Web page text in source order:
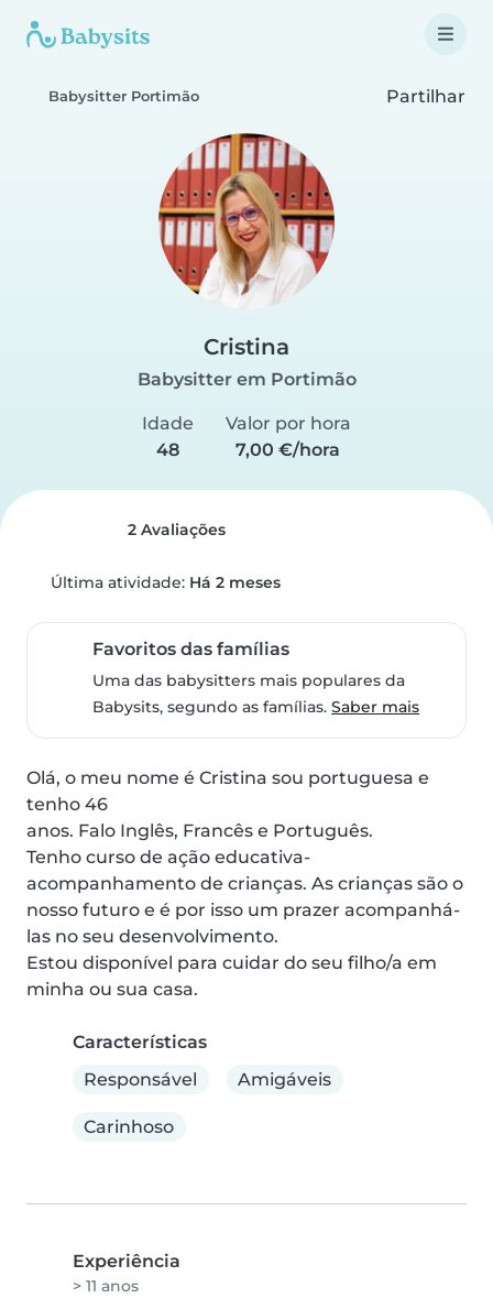
Babysitter Portimão Partilhar
Cristina
Babysitter em Portimão
Idade
48
Valor por hora
7,00 €/hora
2 Avaliações
Última atividade: Há 2 meses
Favoritos das famílias
Uma das babysitters mais populares da
Babysits, segundo as famílias.Saber mais
Olá, o meu nome é Cristina sou portuguesa e
tenho 46
anos. Falo Inglês, Francês e Português.
Tenho curso de ação educativa-
acompanhamento de crianças. As crianças são o
nosso futuro e é por isso um prazer acompanhá-
las no seu desenvolvimento.
Estou disponível para cuidar do seu filho/a em
minha ou sua casa.
Características
Responsável
Amigáveis
Carinhoso
Experiência
> 11 anos